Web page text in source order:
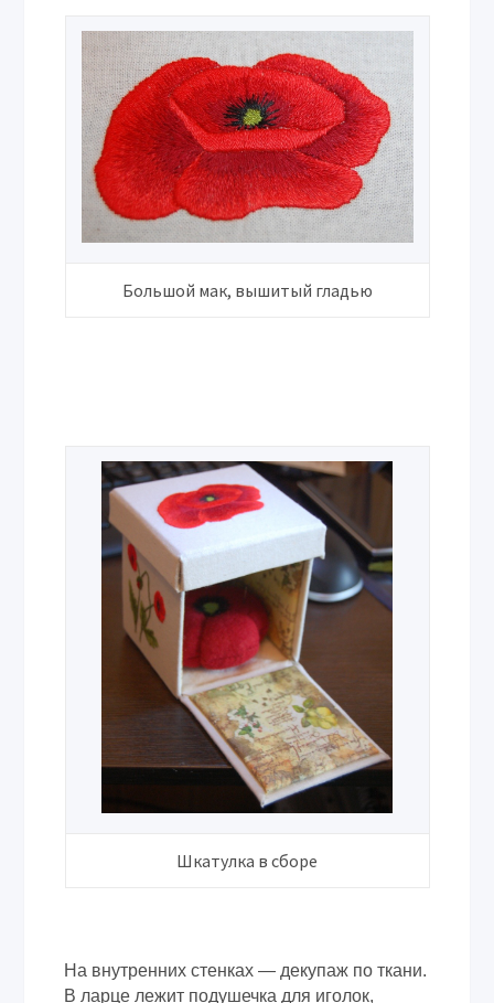
Большой мак, вышитый гладью
Шкатулка в сборе
На внутренних стенках — декупаж по ткани.
В ларце лежит подушечка для иголок,